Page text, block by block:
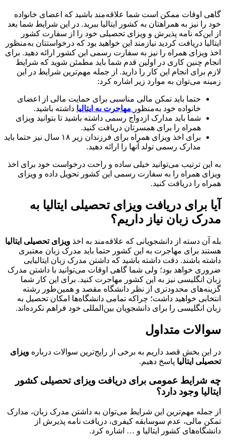
گاهی اوقات ممکن است شما علاقه‌مند باشید که اعضای خانواده
خود را نیز به همراهتان به کشور ایتالیا ببرید. در این شرایط شما بعد
از این‌که نامه پذیرش و ویزای تحصیلی خود را از سفارت کشور
ایتالیا دریافت کردید نیازمند این خواهید بود که درخواستتان به‌منظور
اخذ ویزای همراه را نیز به سفارت رسمی این کشور ارائه دهید. برای
انجام چنین کاری در اولین قدم شما باید مطمئن شوید که شرایط
لازم برای انجام این کار را دارید. از جمله مهم‌ترین شرایط در این
زمینه می‌توان به موارد زیر اشاره کرد:
حتما باید تمکن مالی مناسبی برای حمایت مالی از اعضای
خانواده خود به‌منظور مهاجرت به ایتالیا داشته باشید.
شما باید مدارک ازدواج رسمی داشته باشید تا بتوانید ویزای
همراه را برای همسرتان دریافت کنید.
برای اخذ ویزای همراه برای فرزندان زیر ۱۸ سال نیز حتما باید
مدارک رسمی تولد آنها را ارائه دهید.
به این ترتیب می‌توانید خیلی ساده و راحت درخواست خود برای اخذ
ویزای همراه را به سفارت رسمی این کشور تحویل داده و ویزای
همراه را دریافت کنید.
آیا برای دریافت ویزای تحصیلی ایتالیا به
مدرک زبان نیاز داریم؟
بله آن دسته از دانشجویانی که علاقه‌مند به اخذ ویزای تحصیلی ایتالیا
هستند برای مهاجرت به این کشور حتما باید مدرک زبان معتبری
داشته باشند. دقت داشته باشید که داشتن مدرک زبان ایتالیایی
ضروری خواهد بود؛ ولی شما گاهی اوقات می‌توانید با داشتن مدرک
زبان انگلیسی نیز به این کشور مهاجرت کنید. برای این کار شما
گزینه‌های محدودتری از نظر دانشگاه مقصد و همین‌طور رشته
انتخابی خواهید داشت؛ چراکه تمامی دانشگاه‌ها امکان تحصیل به
زبان انگلیسی را برای دانشجویان بین‌المللی خود فراهم نکرده‌اند.
سوالات متداول
در این بخش قصد داریم به برخی از رایج‌ترین سوالات درباره ویزای
تحصیلی ایتالیا پاسخ دهیم.
چه شرایط عمومی برای دریافت ویزای تحصیلی کشور
ایتالیا وجود دارد؟
از جمله مهم‌ترین این شرایط می‌توان به داشتن مدرک زبان، مدارک
تمکن مالی، عدم سوسابقه کیفری، دریافت نامه پذیرش از
دانشگاه‌های کشور ایتالیا و … اشاره کرد.